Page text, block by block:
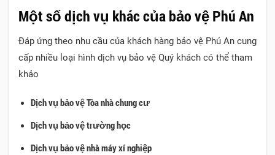
Một số dịch vụ khác của bảo vệ Phú An
Đáp ứng theo nhu cầu của khách hàng bảo vệ Phú An cung
cấp nhiều loại hình dịch vụ bảo vệ Quý khách có thể tham
khảo
Dịch vụ bảo vệ Tòa nhà chung cư
Dịch vụ bảo vệ trường học
Dịch vụ bảo vệ nhà máy xí nghiệp